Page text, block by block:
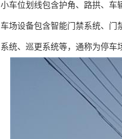
小车位划线包含护角、路拱、车
车场设备包含智能门禁系统、门
系统、巡更系统等，通称为停车